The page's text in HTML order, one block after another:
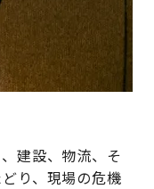
建設、物流、そ
り、現場の危機